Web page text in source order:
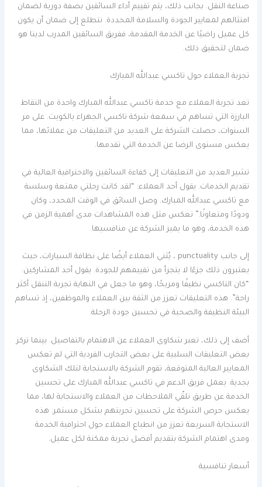
صناعة النقل. بجانب ذلك، يتم تقييم أداء السائقين بصفة دورية لضمان
امتثالهم لمعايير الجودة والسلامة المحددة. نتطلع إلى ضمان أن يكون
كل عميل راضيًا عن الخدمة المقدمة، ففريق السائقين المدرب لدينا هو
ضمان لتحقيق ذلك.
تجربة العملاء حول تاكسي عبدالله المبارك
تعد تجربة العملاء مع خدمة تاكسي عبدالله المبارك واحدة من النقاط
البارزة التي تساهم في سمعة شركة تاكسي الجهراء بالكويت. على مر
السنوات، حصلت الشركة على العديد من التعليقات من عملائها، مما
يعكس مستوى الرضا عن الخدمة التي تقدمها.
تشير العديد من التعليقات إلى كفاءة السائقين والاحترافية العالية في
تقديم الخدمات. يقول أحد العملاء: “لقد كانت رحلتي ممتعة وسلسة
مع تاكسي عبدالله المبارك. وصل السائق في الوقت المحدد، وكان
ودودًا ومتعاونًا.” تعكس مثل هذه المشاهدات مدى أهمية الزمن في
هذه الخدمة، وهو ما يميز الشركة عن منافسيها.
إلى جانب punctuality ، يُثني العملاء أيضًا على نظافة السيارات، حيث
يعتبرون ذلك جزءًا لا يتجزأ من تقييمهم للجودة. يقول أحد المشاركين:
“كان التاكسي نظيفًا ومريحًا، وهو ما جعل في النهاية تجربة التنقل أكثر
راحة”. هذه التعليقات تعزز من الثقة بين العملاء والموظفين، إذ تساهم
البيئة النظيفة والصحية في تحسين جودة الرحلة.
أضف إلى ذلك، تعبر شكاوى العملاء عن الاهتمام بالتفاصيل. بينما تركز
بعض التعليقات السلبية على بعض التجارب الفردية التي لم تعكس
المعايير العالية المتوقعة، تقوم الشركة بالاستجابة لتلك الشكاوى
بجدية. يعمل فريق الدعم في تاكسي عبدالله المبارك على تحسين
الخدمة عن طريق تلقّي الملاحظات من العملاء والاستجابة لها، مما
يعكس حرص الشركة على تحسين تجربتهم بشكل مستمر. هذه
الاستجابة السريعة تعزز من انطباع العملاء حول احترافية الخدمة
ومدى اهتمام الشركة بتقديم أفضل تجربة ممكنة لكل عميل.
أسعار تنافسية